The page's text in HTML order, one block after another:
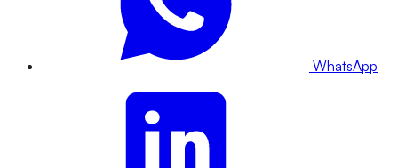
WhatsApp